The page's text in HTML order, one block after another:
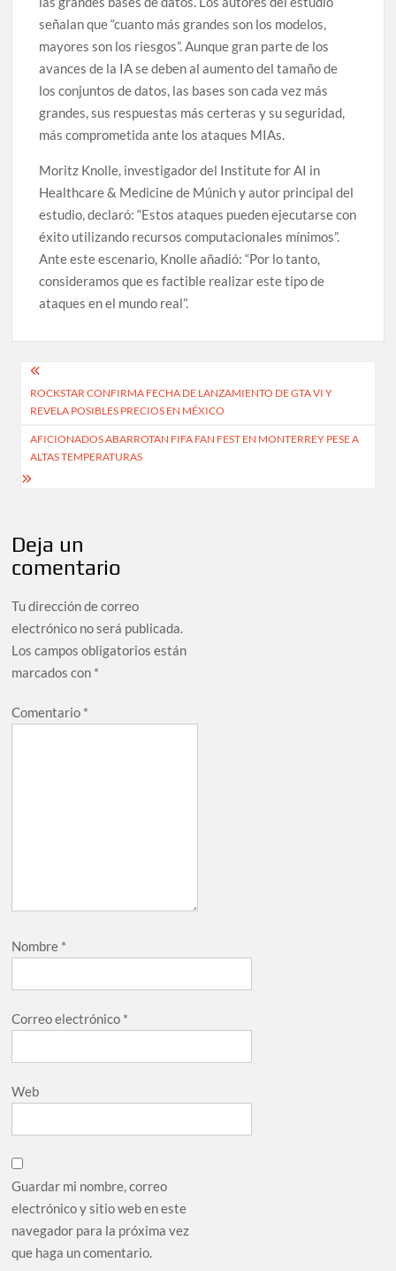
señalan que “cuanto más grandes son los modelos,
mayores son los riesgos”. Aunque gran parte de los
avances de la IA se deben al aumento del tamaño de
los conjuntos de datos, las bases son cada vez más
grandes, sus respuestas más certeras y su seguridad,
más comprometida ante los ataques MIAs.
Moritz Knolle, investigador del Institute for AI in
Healthcare & Medicine de Múnich y autor principal del
estudio, declaró: “Estos ataques pueden ejecutarse con
éxito utilizando recursos computacionales mínimos”.
Ante este escenario, Knolle añadió: “Por lo tanto,
consideramos que es factible realizar este tipo de
ataques en el mundo real”.
Navegación
de
entradas
ROCKSTAR CONFIRMA FECHA DE LANZAMIENTO DE GTA VI Y
REVELA POSIBLES PRECIOS EN MÉXICO
AFICIONADOS ABARROTAN FIFA FAN FEST EN MONTERREY PESE A
ALTAS TEMPERATURAS
Deja un
comentario
Tu dirección de correo
electrónico no será publicada.
Los campos obligatorios están
marcados con *
Comentario *
Nombre *
Correo electrónico *
Web
Guardar mi nombre, correo
electrónico y sitio web en este
navegador para la próxima vez
que haga un comentario.